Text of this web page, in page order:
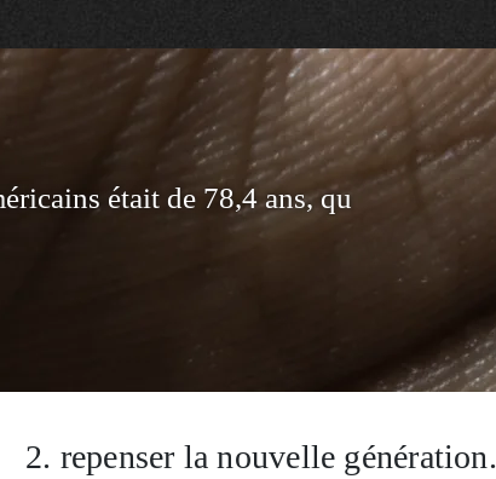
éricains était de 78,4 ans, qu r s
2. repenser la nouvelle génération.